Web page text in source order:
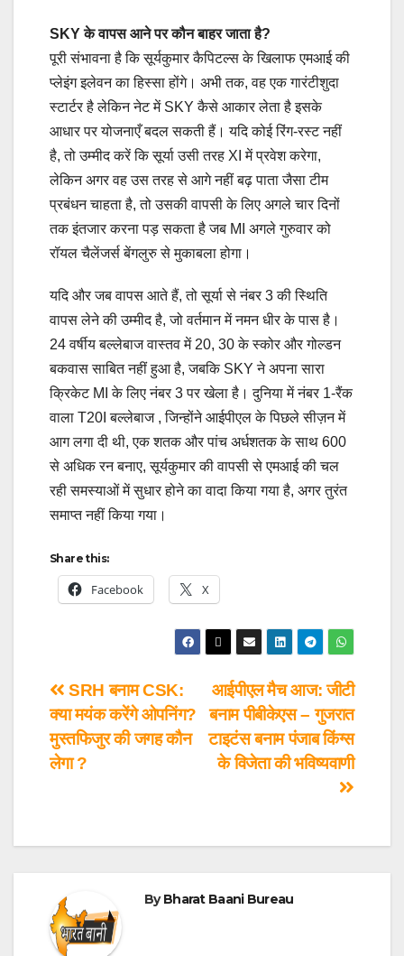
SKY के वापस आने पर कौन बाहर जाता है?
पूरी संभावना है कि सूर्यकुमार कैपिटल्स के खिलाफ एमआई की
प्लेइंग इलेवन का हिस्सा होंगे। अभी तक, वह एक गारंटीशुदा
स्टार्टर है लेकिन नेट में SKY कैसे आकार लेता है इसके
आधार पर योजनाएँ बदल सकती हैं। यदि कोई रिंग-रस्ट नहीं
है, तो उम्मीद करें कि सूर्या उसी तरह XI में प्रवेश करेगा,
लेकिन अगर वह उस तरह से आगे नहीं बढ़ पाता जैसा टीम
प्रबंधन चाहता है, तो उसकी वापसी के लिए अगले चार दिनों
तक इंतजार करना पड़ सकता है जब MI अगले गुरुवार को
रॉयल चैलेंजर्स बेंगलुरु से मुकाबला होगा।
यदि और जब वापस आते हैं, तो सूर्या से नंबर 3 की स्थिति
वापस लेने की उम्मीद है, जो वर्तमान में नमन धीर के पास है।
24 वर्षीय बल्लेबाज वास्तव में 20, 30 के स्कोर और गोल्डन
बकवास साबित नहीं हुआ है, जबकि SKY ने अपना सारा
क्रिकेट MI के लिए नंबर 3 पर खेला है। दुनिया में नंबर 1-रैंक
वाला T20I बल्लेबाज , जिन्होंने आईपीएल के पिछले सीज़न में
आग लगा दी थी, एक शतक और पांच अर्धशतक के साथ 600
से अधिक रन बनाए, सूर्यकुमार की वापसी से एमआई की चल
रही समस्याओं में सुधार होने का वादा किया गया है, अगर तुरंत
समाप्त नहीं किया गया।
Share this:
Facebook X
आईपीएल मैच आज: जीटी
बनाम पीबीकेएस – गुजरात
टाइटंस बनाम पंजाब किंग्स
के विजेता की भविष्यवाणी
SRH बनाम CSK:
क्या मयंक करेंगे ओपनिंग?
मुस्तफिजुर की जगह कौन
लेगा ?
ByBharat Baani Bureau